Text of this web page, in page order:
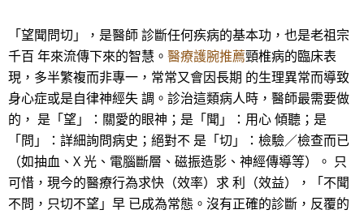
「望聞問切」，是醫師 診斷任何疾病的基本功，也是老祖宗
千百 年來流傳下來的智慧。 醫療護腕推薦頸椎病的臨床表
現，多半繁複而非專一，常常又會因長期 的生理異常而導致
身心症或是自律神經失 調。診治這類病人時，醫師最需要做
的， 是「望」：關愛的眼神；是「聞」：用心 傾聽；是
「問」：詳細詢問病史；絕對不 是「切」：檢驗／檢查而已
（如抽血、X 光、電腦斷層、磁振造影、神經傳導等）。 只
可惜，現今的醫療行為求快（效率）求 利（效益），「不聞
不問，只切不望」早 已成為常態。沒有正確的診斷，反覆的